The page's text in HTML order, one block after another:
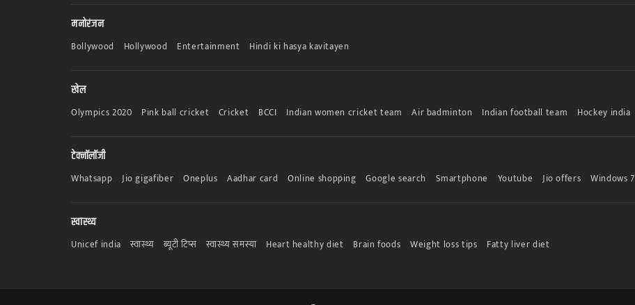
मनोरंजन
Bollywood Hollywood Entertainment Hindi ki hasya kavitayen
खेल
Olympics 2020 Pink ball cricket Cricket BCCI Indian women cricket team Air badminton Indian football team Hockey india
टेक्नॉलॉजी
Whatsapp Jio gigafiber Oneplus Aadhar card Online shopping Google search Smartphone Youtube Jio offers Windows 7
स्वास्थ्य
Unicef india स्वास्थ्य ब्यूटी टिप्स स्वास्थ्य समस्या Heart healthy diet Brain foods Weight loss tips Fatty liver diet